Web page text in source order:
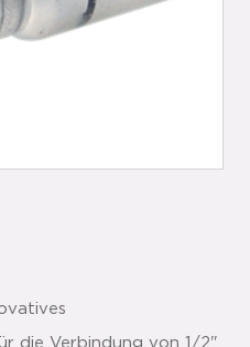
die Verbindung von 1/2"